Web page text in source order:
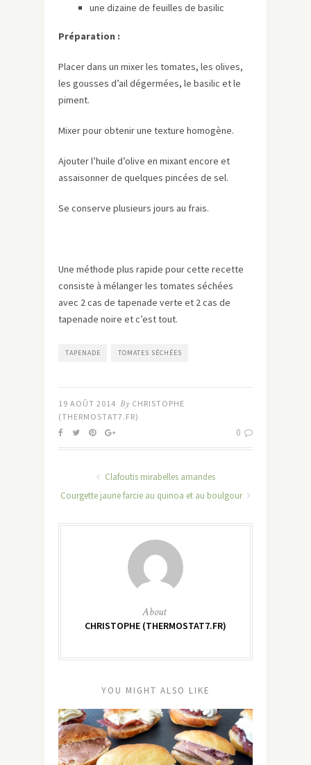
une dizaine de feuilles de basilic
Préparation :
Placer dans un mixer les tomates, les olives,
les gousses d’ail dégermées, le basilic et le
piment.
Mixer pour obtenir une texture homogène.
Ajouter l’huile d’olive en mixant encore et
assaisonner de quelques pincées de sel.
Se conserve plusieurs jours au frais.
Une méthode plus rapide pour cette recette
consiste à mélanger les tomates séchées
avec 2 cas de tapenade verte et 2 cas de
tapenade noire et c’est tout.
TAPENADE TOMATES SÉCHÉES
19 AOÛT 2014 By CHRISTOPHE
(THERMOSTAT7.FR)
0
Clafoutis mirabelles amandes
Courgette jaune farcie au quinoa et au boulgour
About
CHRISTOPHE (THERMOSTAT7.FR)
YOU MIGHT ALSO LIKE